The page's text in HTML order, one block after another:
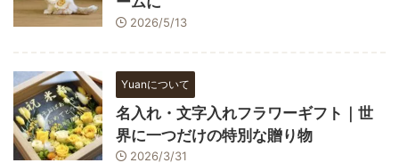
2026/5/13
Yuanについて
名入れ・文字入れフラワーギフト｜世
界に一つだけの特別な贈り物
2026/3/31